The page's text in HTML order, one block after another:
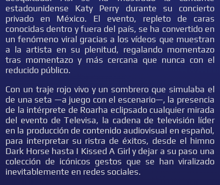
estadounidense Katy Perry durante su concierto
privado en México. El evento, repleto de caras
conocidas dentro y fuera del país, se ha convertido en
un fenómeno viral gracias a los vídeos que muestran
a la artista en su plenitud, regalando momentazo
tras momentazo y más cercana que nunca con el
reducido público.
Con un traje rojo vivo y un sombrero que simulaba el
de una seta —a juego con el escenario—, la presencia
de la intérprete de Roarha eclipsado cualquier mirada
del evento de Televisa, la cadena de televisión líder
en la producción de contenido audiovisual en español,
para interpretar su ristra de éxitos, desde el himno
Dark Horse hasta I Kissed A Girl y dejar a su paso una
colección de icónicos gestos que se han viralizado
inevitablemente en redes sociales.